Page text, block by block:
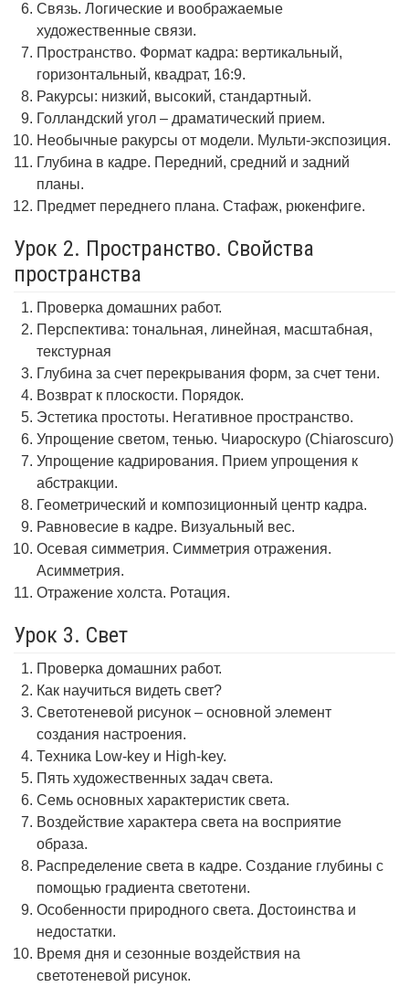
Связь. Логические и воображаемые
художественные связи.
Пространство. Формат кадра: вертикальный,
горизонтальный, квадрат, 16:9.
Ракурсы: низкий, высокий, стандартный.
Голландский угол – драматический прием.
Необычные ракурсы от модели. Мульти-экспозиция.
Глубина в кадре. Передний, средний и задний
планы.
Предмет переднего плана. Стафаж, рюкенфиге.
Урок 2. Пространство. Свойства
пространства
Проверка домашних работ.
Перспектива: тональная, линейная, масштабная,
текстурная
Глубина за счет перекрывания форм, за счет тени.
Возврат к плоскости. Порядок.
Эстетика простоты. Негативное пространство.
Упрощение светом, тенью. Чиароскуро (Chiaroscuro)
Упрощение кадрирования. Прием упрощения к
абстракции.
Геометрический и композиционный центр кадра.
Равновесие в кадре. Визуальный вес.
Осевая симметрия. Симметрия отражения.
Асимметрия.
Отражение холста. Ротация.
Урок 3. Свет
Проверка домашних работ.
Как научиться видеть свет?
Светотеневой рисунок – основной элемент
создания настроения.
Техника Low-key и High-key.
Пять художественных задач света.
Семь основных характеристик света.
Воздействие характера света на восприятие
образа.
Распределение света в кадре. Создание глубины с
помощью градиента светотени.
Особенности природного света. Достоинства и
недостатки.
Время дня и сезонные воздействия на
светотеневой рисунок.